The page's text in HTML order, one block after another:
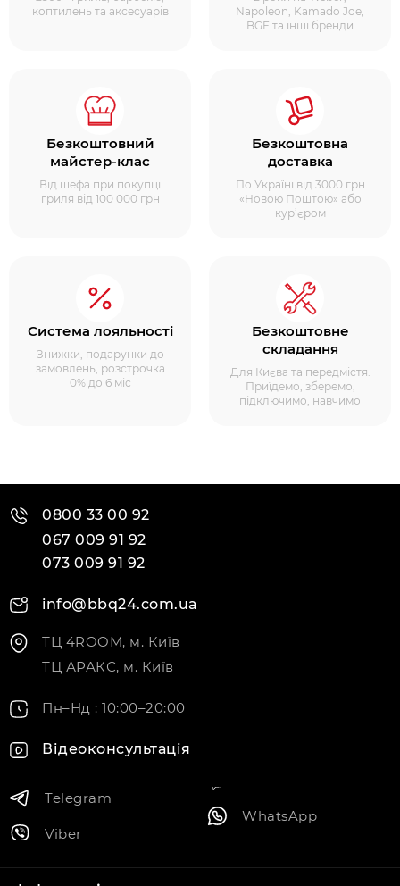
коптилень та аксесуарів
Napoleon, Kamado Joe,
BGE та інші бренди
Безкоштовний
майстер-клас
Від шефа при покупці
гриля від 100 000 грн
Безкоштовна
доставка
По Україні від 3000 грн
«Новою Поштою» або
кур’єром
Система лояльності
Знижки, подарунки до
замовлень, розстрочка
0% до 6 міс
Безкоштовне
складання
Для Києва та передмістя.
Приїдемо, зберемо,
підключимо, навчимо
0800 33 00 92
067 009 91 92
073 009 91 92
info@bbq24.com.ua
ТЦ 4ROOM, м. Київ
ТЦ АРАКС, м. Київ
Пн–Нд : 10:00–20:00
Відеоконсультація
Telegram
Viber
WhatsApp